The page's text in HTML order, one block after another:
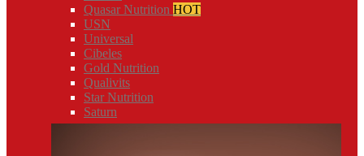
Quasar Nutrition HOT
USN
Universal
Cibeles
Gold Nutrition
Qualivits
Star Nutrition
Saturn